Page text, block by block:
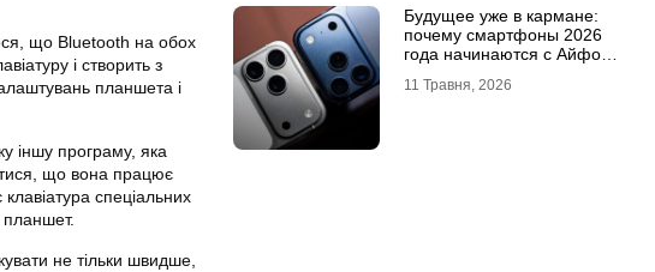
що Bluetooth на обох
і створить з
планшета і
іншу програму, яка
що вона працює
спеціальних
планшет.
не тільки швидше,
Будущее уже в кармане:
почему смартфоны 2026
года начинаются с Айфон
11 Травня, 2026